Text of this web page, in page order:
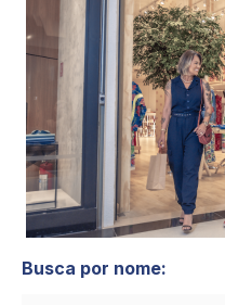
Busca por nome: